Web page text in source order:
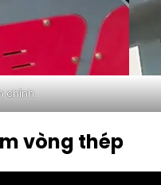
chỉnh
vòng thép